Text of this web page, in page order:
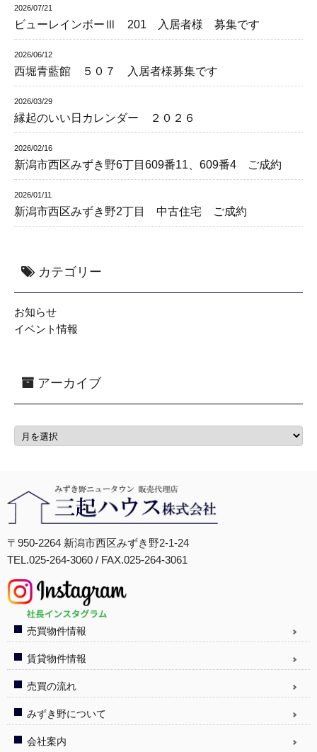
2026/07/21
ビューレインボーⅢ 201 入居者様 募集です
2026/06/12
西堀青藍館 ５０７ 入居者様募集です
2026/03/29
縁起のいい日カレンダー ２０２６
2026/02/16
新潟市西区みずき野6丁目609番11、609番4 ご成約
2026/01/11
新潟市西区みずき野2丁目 中古住宅 ご成約
カテゴリー
お知らせ
イベント情報
アーカイブ
〒950-2264 新潟市西区みずき野2-1-24
TEL.025-264-3060 / FAX.025-264-3061
売買物件情報
賃貸物件情報
売買の流れ
みずき野について
会社案内